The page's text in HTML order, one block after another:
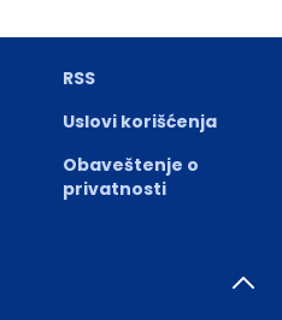
RSS
Uslovi korišćenja
Obaveštenje o
privatnosti